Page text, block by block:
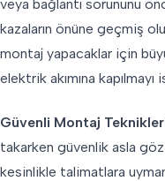
veya bağlantı sorununu
kazaların önüne geçmiş
montaj yapacaklar için
elektrik akımına
Güvenli Montaj
takarken güvenlik asla
kesinlikle talimatlara